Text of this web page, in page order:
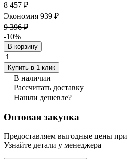
8 457 ₽
Экономия 939 ₽
9 396 ₽
-10%
В корзину
Купить в 1 клик
В наличии
Рассчитать доставку
Нашли дешевле?
Оптовая закупка
Предоставляем выгодные цены
Узнайте детали у менеджера